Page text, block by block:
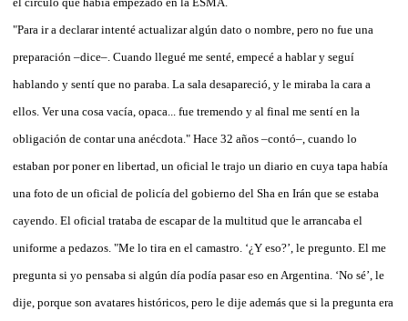
"Para ir a declarar intenté actualizar algún dato o nombre, pero no fue una
preparación –dice–. Cuando llegué me senté, empecé a hablar y seguí
hablando y sentí que no paraba. La sala desapareció, y le miraba la cara a
ellos. Ver una cosa vacía, opaca... fue tremendo y al final me sentí en la
obligación de contar una anécdota." Hace 32 años –contó–, cuando lo
estaban por poner en libertad, un oficial le trajo un diario en cuya tapa había
una foto de un oficial de policía del gobierno del Sha en Irán que se estaba
cayendo. El oficial trataba de escapar de la multitud que le arrancaba el
uniforme a pedazos. "Me lo tira en el camastro. ‘¿Y eso?’, le pregunto. El me
pregunta si yo pensaba si algún día podía pasar eso en Argentina. ‘No sé’, le
dije, porque son avatares históricos, pero le dije además que si la pregunta era